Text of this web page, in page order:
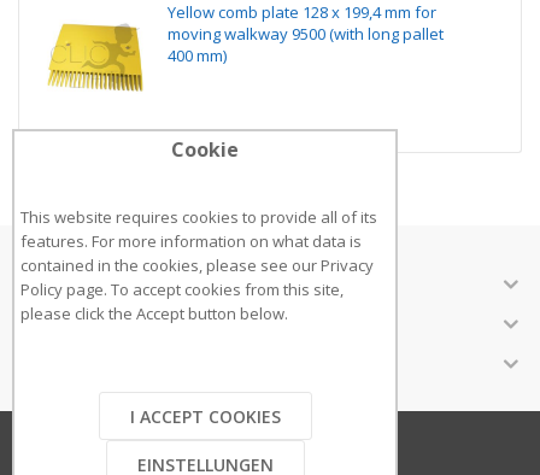
Yellow comb plate 128 x 199,4 mm for
moving walkway 9500 (with long pallet
400 mm)
ÜBER UNS
KUNDENSERVICE
Copyright © 2020
Cookie
This website requires cookies to provide all of its
features. For more information on what data is
contained in the cookies, please see our Privacy
Policy page. To accept cookies from this site,
please click the Accept button below.
I ACCEPT COOKIES
EINSTELLUNGEN